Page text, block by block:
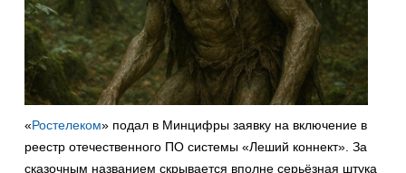
«Ростелеком» подал в Минцифры заявку на включение в
реестр отечественного ПО системы «Леший коннект». За
сказочным названием скрывается вполне серьёзная штука